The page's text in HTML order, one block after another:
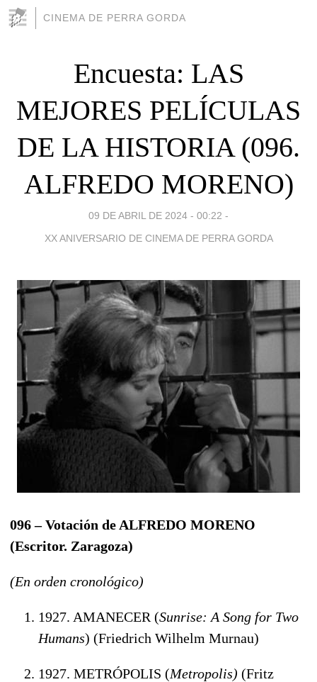
CINEMA DE PERRA GORDA
Encuesta: LAS
MEJORES PELÍCULAS
DE LA HISTORIA (096.
ALFREDO MORENO)
09 DE ABRIL DE 2024 - 00:22 -
XX ANIVERSARIO DE CINEMA DE PERRA GORDA
096 – Votación de ALFREDO MORENO
(Escritor. Zaragoza)
(En orden cronológico)
1927. AMANECER (Sunrise: A Song for Two
Humans) (Friedrich Wilhelm Murnau)
1927. METRÓPOLIS (Metropolis) (Fritz